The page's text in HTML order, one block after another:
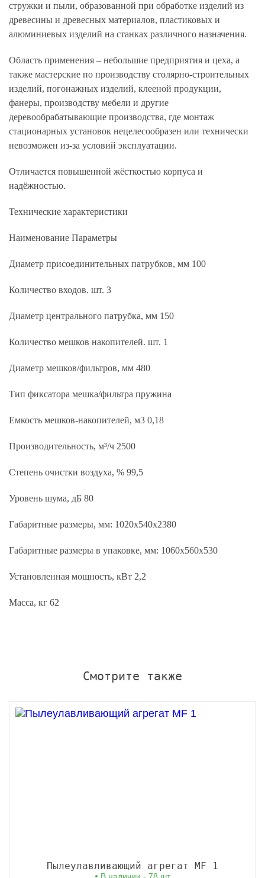
стружки и пыли, образованной при обработке изделий из
древесины и древесных материалов, пластиковых и
алюминиевых изделий на станках различного назначения.
Область применения – небольшие предприятия и цеха, а
также мастерские по производству столярно-строительных
изделий, погонажных изделий, клееной продукции,
фанеры, производству мебели и другие
деревообрабатывающие производства, где монтаж
стационарных установок нецелесообразен или технически
невозможен из-за условий эксплуатации.
Отличается повышенной жёсткостью корпуса и
надёжностью.
Технические характеристики
Наименование Параметры
Диаметр присоединительных патрубков, мм 100
Количество входов. шт. 3
Диаметр центрального патрубка, мм 150
Количество мешков накопителей. шт. 1
Диаметр мешков/фильтров, мм 480
Тип фиксатора мешка/фильтра пружина
Емкость мешков-накопителей, м3 0,18
Производительность, м³/ч 2500
Степень очистки воздуха, % 99,5
Уровень шума, дБ 80
Габаритные размеры, мм: 1020х540х2380
Габаритные размеры в упаковке, мм: 1060х560х530
Установленная мощность, кВт 2,2
Масса, кг 62
Смотрите также
Пылеулавливающий агрегат MF 1